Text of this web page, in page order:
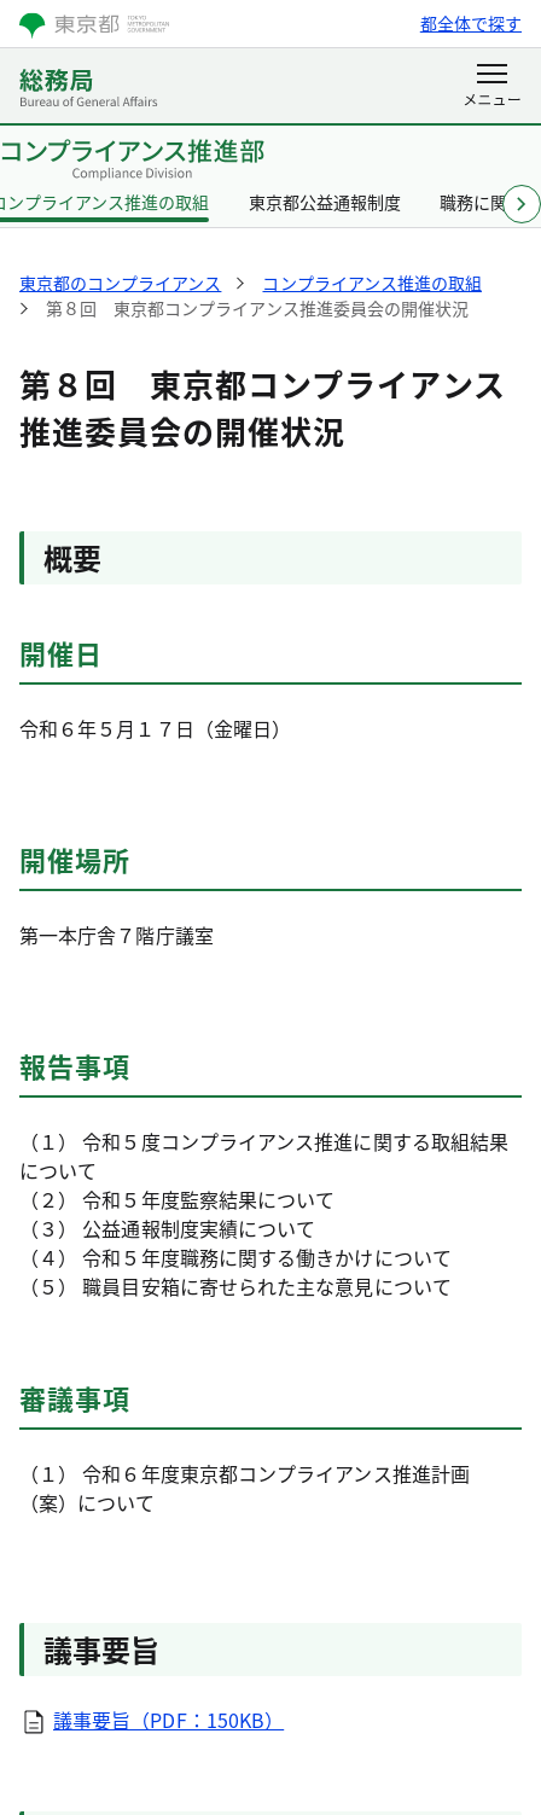
都全体で探す
ンプライアンス推進の取組 東京都公益通報制度 職務に関す
東京都のコンプライアンス
コンプライアンス推進の取組
第８回 東京都コンプライアンス推進委員会の開催状況
第８回 東京都コンプライアンス
推進委員会の開催状況
概要
開催日
令和６年５月１７日（金曜日）
開催場所
第一本庁舎７階庁議室
報告事項
（１） 令和５度コンプライアンス推進に関する取組結果
について
（２） 令和５年度監察結果について
（３） 公益通報制度実績について
（４） 令和５年度職務に関する働きかけについて
（５） 職員目安箱に寄せられた主な意見について
審議事項
（１） 令和６年度東京都コンプライアンス推進計画
（案）について
議事要旨
議事要旨（PDF：150KB）